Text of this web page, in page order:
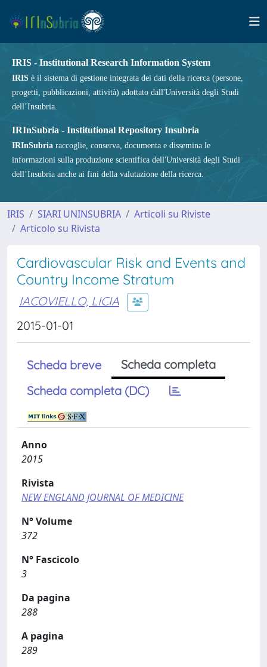
IRIS - Institutional Research Information System
IRIS è il sistema di gestione integrata dei dati della ricerca (persone,
progetti, pubblicazioni, attività) adottato dall'Università degli Studi
dell’Insubria.
IRInSubria - Institutional Repository Insubria
IRInSubria raccoglie, conserva, documenta e dissemina le
informazioni sulla produzione scientifica dell'Università degli Studi
dell’Insubria anche ai fini della valutazione della ricerca.
IRIS SIARI UNINSUBRIA
Articoli su Riviste
Articolo su Rivista
Cardiovascular Risk and Events and
Country Income Stratum
IACOVIELLO, LICIA
2015-01-01
Scheda breve
Scheda completa
Scheda completa (DC)
Anno
2015
Rivista
NEW ENGLAND JOURNAL OF MEDICINE
N° Volume
372
N° Fascicolo
3
Da pagina
288
A pagina
289